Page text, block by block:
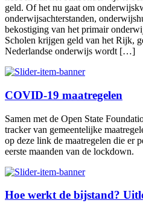
geld. Of het nu gaat om
onderwijsachterstanden,
bekostiging van het primair
Scholen krijgen geld van het Rijk,
Nederlandse onderwijs wordt […]
COVID-19 maatregelen
Samen met de Open State
tracker van gemeentelijke
op deze link de maatregelen die er
eerste maanden van de lockdown.
Hoe werkt de bijstand?